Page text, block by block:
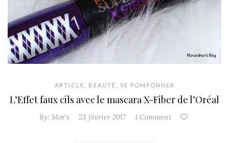
ARTICLE BEAUTÉ SE POMPONNER
L’Effet faux cils avec le mascara X-Fiber de l’Oréal
By: Mor's 23 février 2017 1 Comment